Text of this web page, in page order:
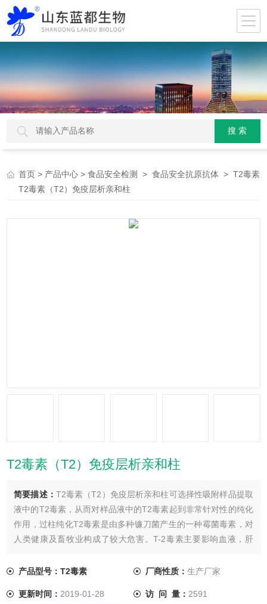
首页 > 产品中心 >食品安全检测 >食品安全抗原抗体 > T2毒素
T2毒素（T2）免疫层析亲和柱
T2毒素（T2）免疫层析亲和柱
简要描述： T2毒素（T2）免疫层析亲和柱可选择性吸附样品提取
液中的T2毒素，从而对样品液中的T2毒素起到非常针对性的纯化
作用，过柱纯化T2毒素是由多种镰刀菌产生的一种霉菌毒素，对
人类健康及畜牧业构成了较大危害。T-2毒素主要影响血液，肝
床症状为厌食、呕吐、腹泻、生长停滞、繁殖和神经机能障碍
素。
产品型号：T2毒素 厂商性质： 生产厂家
更新时间： 2019-01-28 访 问 量： 2591